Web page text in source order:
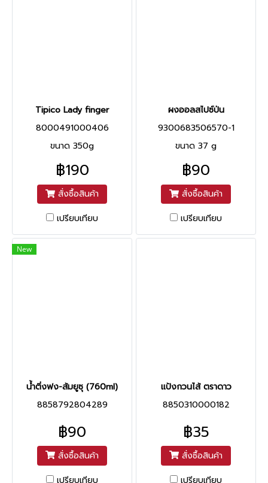
Tipico Lady finger
8000491000406
ขนาด 350g
฿190
สั่งซื้อสินค้า
เปรียบเทียบ
ผงออลสไปซ์ป่น
9300683506570-1
ขนาด 37 g
฿90
สั่งซื้อสินค้า
เปรียบเทียบ
New
น้ำติ่งฟง-ส้มยูซุ (760ml)
8858792804289
฿90
สั่งซื้อสินค้า
เปรียบเทียบ
แป้งกวนไส้ ตราดาว
8850310000182
฿35
สั่งซื้อสินค้า
เปรียบเทียบ